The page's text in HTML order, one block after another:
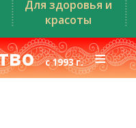
Для здоровья и
красоты
с 1993 г.≡